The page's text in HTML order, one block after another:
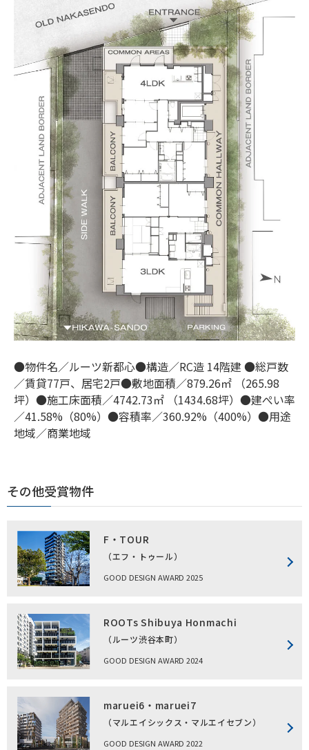
●物件名／ルーツ新都心●構造／RC造 14階建 ●総戸数
／賃貸77戸、居宅2戸●敷地面積／879.26㎡ （265.98
坪）●施工床面積／4742.73㎡ （1434.68坪）●建ぺい率
／41.58%（80%）●容積率／360.92%（400%）●用途
地域／商業地域
その他受賞物件
F・TOUR
（エフ・トゥール）
GOOD DESIGN AWARD 2025
ROOTs Shibuya Honmachi
（ルーツ渋谷本町）
GOOD DESIGN AWARD 2024
maruei6・maruei7
（マルエイシックス・マルエイセブン）
GOOD DESIGN AWARD 2022